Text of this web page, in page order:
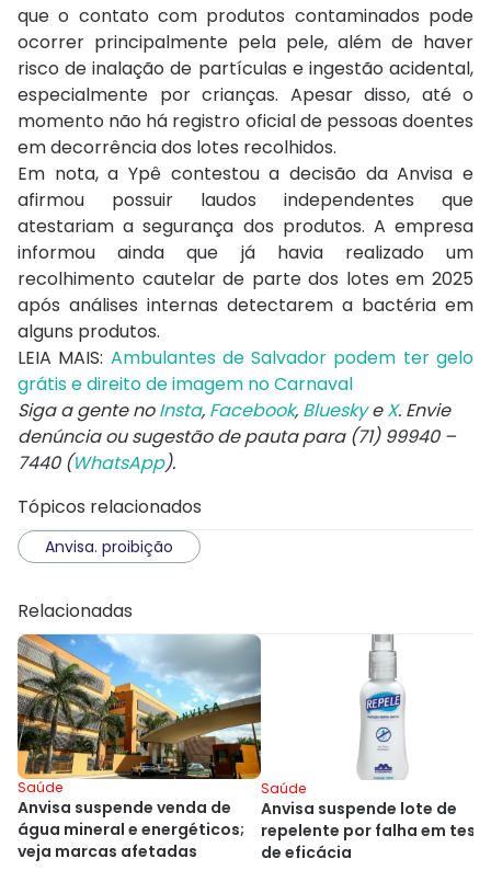
que o contato com produtos contaminados pode
ocorrer principalmente pela pele, além de haver
risco de inalação de partículas e ingestão acidental,
especialmente por crianças. Apesar disso, até o
momento não há registro oficial de pessoas doentes
em decorrência dos lotes recolhidos.
Em nota, a Ypê contestou a decisão da Anvisa e
afirmou possuir laudos independentes que
atestariam a segurança dos produtos. A empresa
informou ainda que já havia realizado um
recolhimento cautelar de parte dos lotes em 2025
após análises internas detectarem a bactéria em
alguns produtos.
LEIA MAIS: Ambulantes de Salvador podem ter gelo
grátis e direito de imagem no Carnaval
Siga a gente noInsta, Facebook, BlueskyeX. Envie
denúncia ou sugestão de pauta para (71) 99940 –
7440 (WhatsApp).
Tópicos relacionados
Anvisa. proibição
Relacionadas
Saúde
Anvisa suspende venda de
água mineral e energéticos;
veja marcas afetadas
Saúde
Anvisa suspende lote de
repelente por falha em
de eficácia